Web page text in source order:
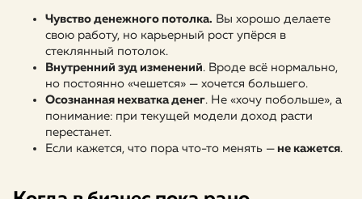
Чувство денежного потолка. Вы хорошо делаете
свою работу, но карьерный рост упёрся в
стеклянный потолок.
Внутренний зуд изменений. Вроде всё нормально,
но постоянно «чешется» — хочется большего.
Осознанная нехватка денег. Не «хочу побольше», а
понимание: при текущей модели доход расти
перестанет.
Если кажется, что пора что-то менять — не кажется.